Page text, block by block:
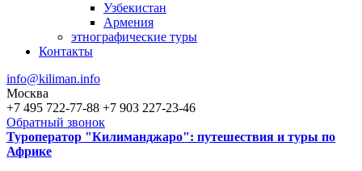
Узбекистан
Армения
этнографические туры
Контакты
info@kiliman.info
Москва
+7 495 722-77-88 +7 903 227-23-46
Обратный звонок
Туроператор "Килиманджаро": путешествия и туры по
Африке